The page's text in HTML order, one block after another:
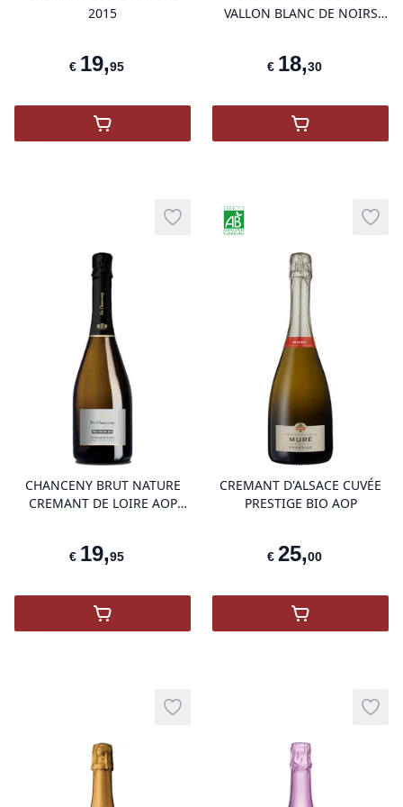
2015
€ 19,95
, CREMANT LOIRE NATURE 2015AC
VALLON BLANC DE NOIRS
€ 18,30
,CRÉMANT
CHANCENY BRUT NATURE
CREMANT DE LOIRE AOP
€ 19,95
Add to wishlist
product variant items in cart, view
,CHANCENY BRUT NATURE CREMANT
Biologische landbouw
CREMANT D'ALSACE CUVÉE
PRESTIGE BIO AOP
€ 25,00
Add
,Crémant
Add to wishlist Add